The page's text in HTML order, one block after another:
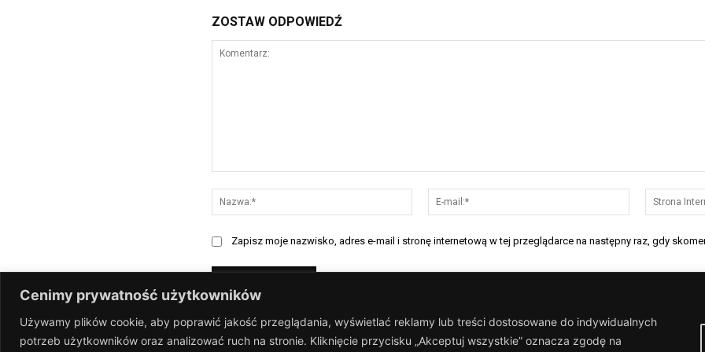
Cenimy prywatność użytkowników
Używamy plików cookie, aby poprawić jakość przeglądania, wyświetlać reklamy lub treści dostosowane do indywidualnych
potrzeb użytkowników oraz analizować ruch na stronie. Kliknięcie przycisku „Akceptuj wszystkie” oznacza zgodę na
ZOSTAW ODPOWIEDŹ
Nazwa:*
mail:*
Zapisz moje nazwisko, adres e-mail i stronę internetową w tej przeglądarce na następny raz, gdy